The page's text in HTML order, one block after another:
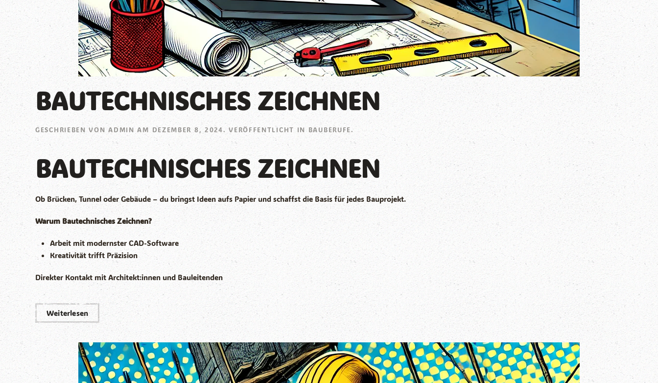
BAUTECHNISCHES ZEICHNEN
GESCHRIEBEN VONADMIN AM DEZEMBER 8, 2024. VERÖFFENTLICHT IN BAUBERUFE.
BAUTECHNISCHES ZEICHNEN
Ob Brücken, Tunnel oder Gebäude – du bringst Ideen aufs Papier und schaffst die Basis für jedes Bauprojekt.
Warum Bautechnisches Zeichnen?
Arbeit mit modernster CAD-Software
Kreativität trifft Präzision
Direkter Kontakt mit Architekt:innen und Bauleitenden
Weiterlesen